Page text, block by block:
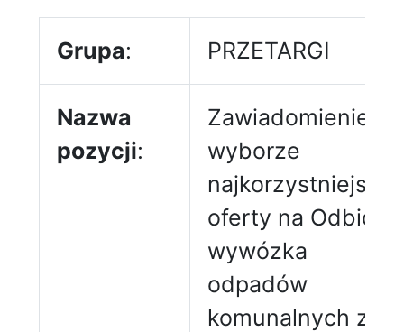
Grupa: PRZETARGI
Nazwa
pozycji:
Zawiadomienie o
wyborze
najkorzystniejszej
oferty na Odbiór i
wywózka
odpadów
komunalnych z